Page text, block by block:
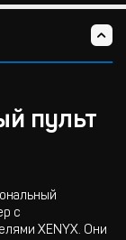
пульт
с
XENYX. Они